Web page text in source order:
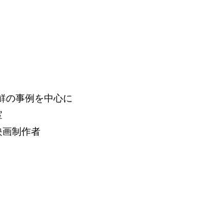
の事例を中心に
制作者